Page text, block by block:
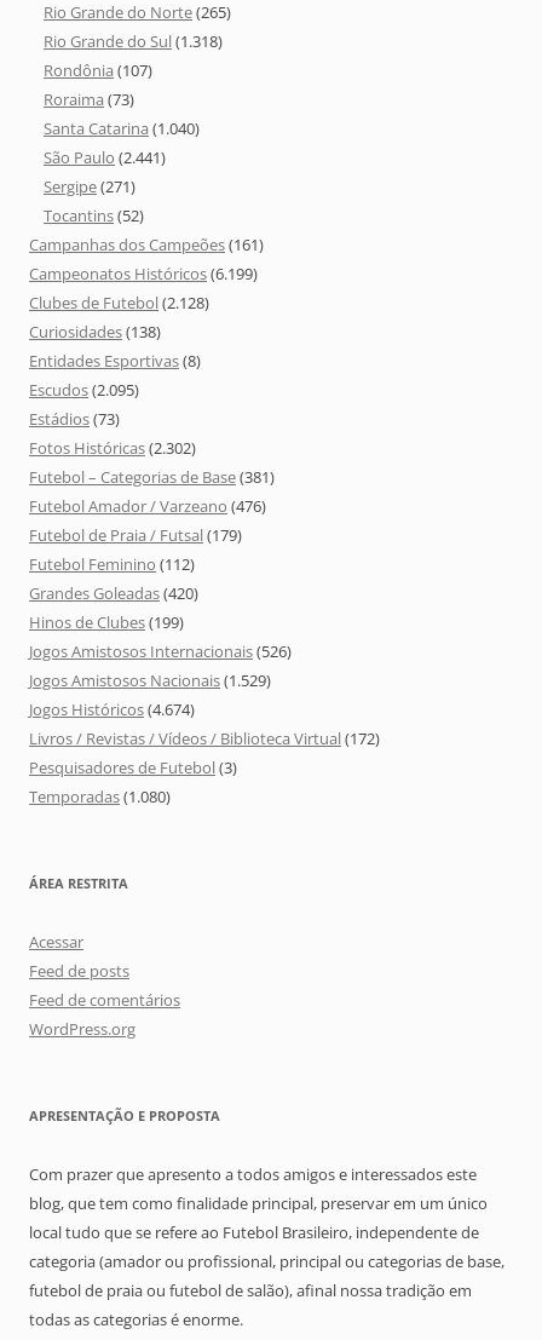
Rio Grande do Norte(265)
Rio Grande do Sul(1.318)
Rondônia (107)
Roraima (73)
Santa Catarina (1.040)
São Paulo (2.441)
Sergipe(271)
Tocantins(52)
Campanhas dos Campeões(161)
Campeonatos Históricos(6.199)
Clubes de Futebol(2.128)
Curiosidades(138)
Entidades Esportivas(8)
Escudos(2.095)
Estádios(73)
Fotos Históricas(2.302)
Futebol – Categorias de Base(381)
Futebol Amador / Varzeano (476)
Futebol de Praia / Futsal(179)
Futebol Feminino (112)
Grandes Goleadas(420)
Hinos de Clubes(199)
Jogos Amistosos Internacionais(526)
Jogos Amistosos Nacionais(1.529)
Jogos Históricos(4.674)
Livros / Revistas / Vídeos / Biblioteca Virtual(172)
Pesquisadores de Futebol(3)
Temporadas(1.080)
ÁREA RESTRITA
Acessar
Feed de posts
Feed de comentários
WordPress.org
APRESENTAÇÃO E PROPOSTA
Com prazer que apresento a todos amigos e interessados este
blog, que tem como finalidade principal, preservar em um único
local tudo que se refere ao Futebol Brasileiro, independente de
categoria (amador ou profissional, principal ou categorias de base,
futebol de praia ou futebol de salão), afinal nossa tradição em
todas as categorias é enorme.